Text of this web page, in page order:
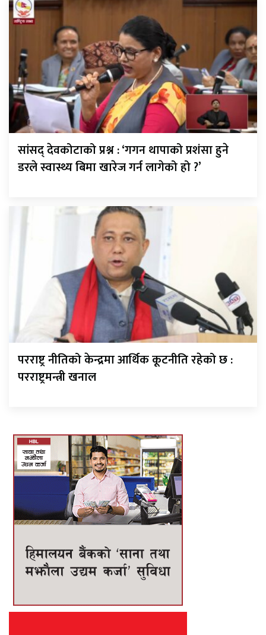
सांसद् देवकोटाको प्रश्न : ‘गगन थापाको प्रशंसा हुने
डरले स्वास्थ्य बिमा खारेज गर्न लागेको हो ?’
परराष्ट्र नीतिको केन्द्रमा आर्थिक कूटनीति रहेको छ :
परराष्ट्रमन्त्री खनाल